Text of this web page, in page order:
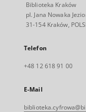
Biblioteka Kraków
pl. Jana Nowaka
31-154 Kraków,
Telefon
+48 12 618 91 00
E-Mail